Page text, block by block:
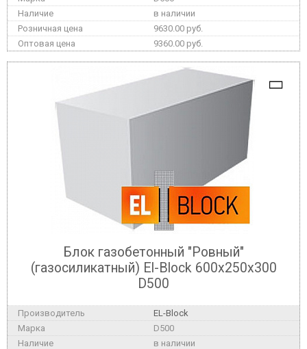
в наличии
9630.00 руб.
9360.00 руб.
Блок газобетонный "Ровный"
(газосиликатный) El-Block 600х250х300
D500
EL-Block
D500
в наличии